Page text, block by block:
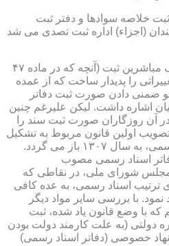
خلاصه سوادها و دفتر ثبت
(اجزاء) اداره ثبت تصدی می شد
قانون یاد شده، در شرح وظائف مباشرین ثبت (آنچه كه در ماده ۴۷
را پدیدار ساخت كه از عمده
ضمنی دادن صورت ثبت دفاتر
اشاره داشت. لیكن علیرغم چنین
آن روزگاران صورت ثبت سند را
اولین قانون مربوط به تشكیل
مستقل دفترخانه های اسناد رسمی، به سال ۱۳۰۷ باز می گردد.
دفاتر اسناد رسمی مصوب
عدلیه مجلس شورای ملی، در نقاطی كه
ترتیب اسناد رسمی، به عده كافی
با بررسی سایر مواد دیگر
با وضع قانون یاد شده، ثبت
دولتی (به علت كارمند دولت بودن
خصوصی (دفاتر اسناد رسمی)